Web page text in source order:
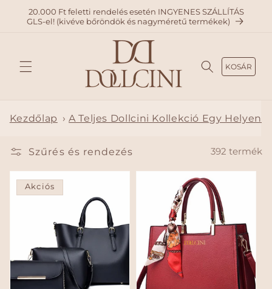
TARTAL
OMHO
20.000 Ft feletti rendelés esetén INGYENES SZÁLLÍTÁS
GLS-el! (kivéve bőröndök és nagyméretű termékek)
KOSÁR
Kezdőlap › A Teljes Dollcini Kollekció Egy Helyen
Szűrés és rendezés 392 termék
Akciós